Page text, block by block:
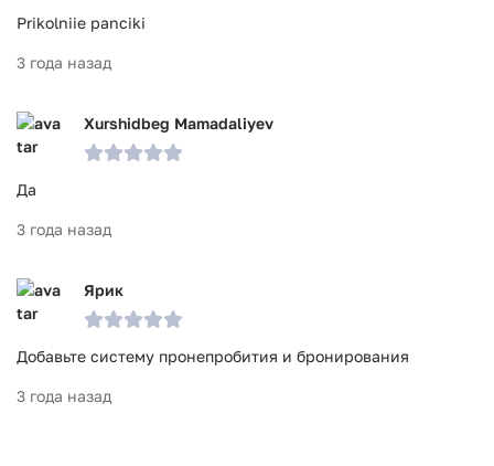
Prikolniie panciki
3 года назад
Xurshidbeg Mamadaliyev
Да
3 года назад
Ярик
Добавьте систему пронепробития и бронирования
3 года назад